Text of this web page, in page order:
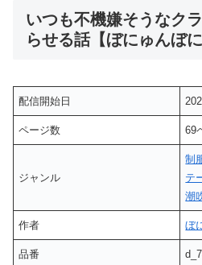
いつも不機嫌そうなク
らせる話【ぼにゅんぼ
配信開始日
ページ数 69
ジャンル
制
テ
潮
作者 ぼ
品番